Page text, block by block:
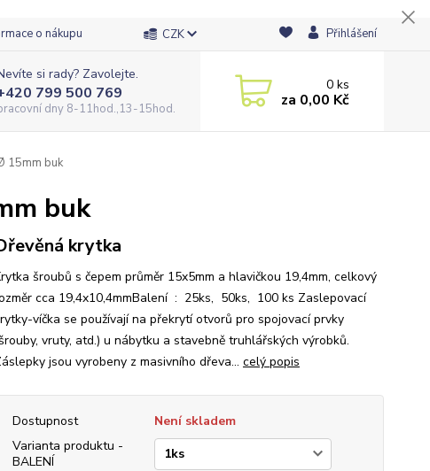
o nákupu CZK Přihlášení
si rady? Zavolejte.
799 500 769
dny 8-11hod.,13-15hod.
0ks
za 0,00 Kč
15mm buk
buk
krytka
šroubů s čepem průměr 15x5mm a hlavičkou 19,4mm, celkový
cca 19,4x10,4mmBalení : 25ks, 50ks, 100 ks Zaslepovací
víčka se používají na překrytí otvorů pro spojovací prvky
vruty, atd.) u nábytku a stavebně truhlářských výrobků.
jsou vyrobeny z masivního dřeva... celý popis
Dostupnost
Není skladem
Varianta produktu -
BALENÍ